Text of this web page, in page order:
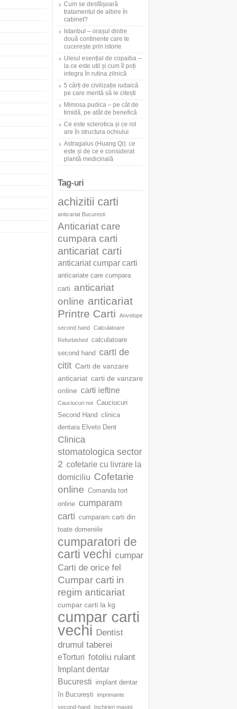
Cum se desfășoară
tratamentul de albire în
cabinet?
Istanbul – orașul dintre
două continente care te
cucerește prin istorie
Uleiul esențial de copaiba –
la ce este util și cum îl poți
integra în rutina zilnică
5 cărți de civilizație iudaică
pe care merită să le citești
Mimosa pudica – pe cât de
timidă, pe atât de benefică
Ce este sclerotica și ce rol
are în structura ochiului
Astragalus (Huang Qi): ce
este și de ce e considerat
plantă medicinală
Tag-uri
achizitii carti
anticariat Bucuresti
Anticariat care
cumpara carti
anticariat carti
anticariat cumpar carti
anticariate care cumpara
carti
anticariat
online anticariat
Printre Carti
Anvelope
second hand Calculatoare
Refurbished calculatoare
second hand carti de
citit Carti de vanzare
anticariat carti de vanzare
online carti ieftine
Cauciucuri noi Cauciucuri
Second Hand clinica
dentara Elveto Dent
Clinica
stomatologica sector
2 cofetarie cu livrare la
domiciliu Cofetarie
online Comanda tort
online cumparam
carti cumparam carti din
toate domeniile
cumparatori de
carti vechi cumpar
Carti de orice fel
Cumpar carti in
regim anticariat
cumpar carti la kg
cumpar carti
vechi Dentist
drumul taberei
eTorturi fotoliu rulant
Implant dentar
Bucuresti
implant dentar
în București
imprimante
second-hand
Inchirieri masini